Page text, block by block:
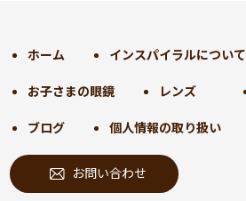
2024年9月(30)
2024年7月(31)
2024年6月(30)
2024年5月
2024年4月 (32)
ホーム インスパイラルについて
お子さまの眼鏡 レンズ
ブログ 個人情報の取り扱い
お問い合わせ